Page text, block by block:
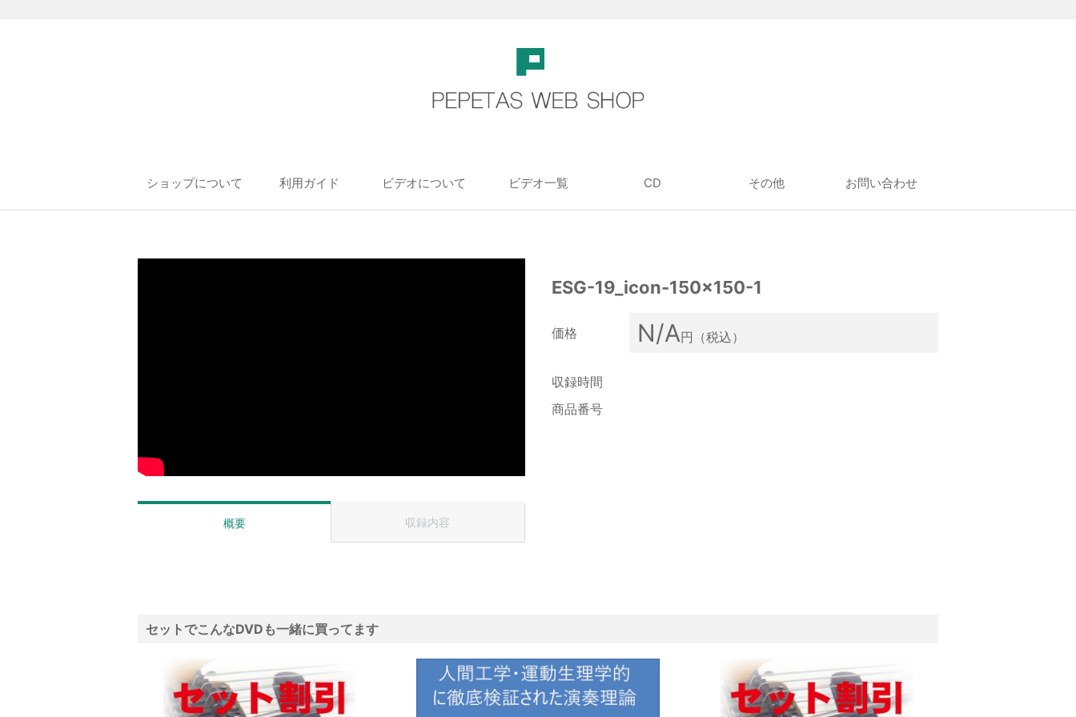
ショップについて 利用ガイド ビデオについて ビデオ一覧 CD その他 お問い合わせ
概要 収録内容
ESG-19_icon-150×150-1
価格 N/A円（税込）
収録時間
商品番号
セットでこんなDVDも一緒に買ってます